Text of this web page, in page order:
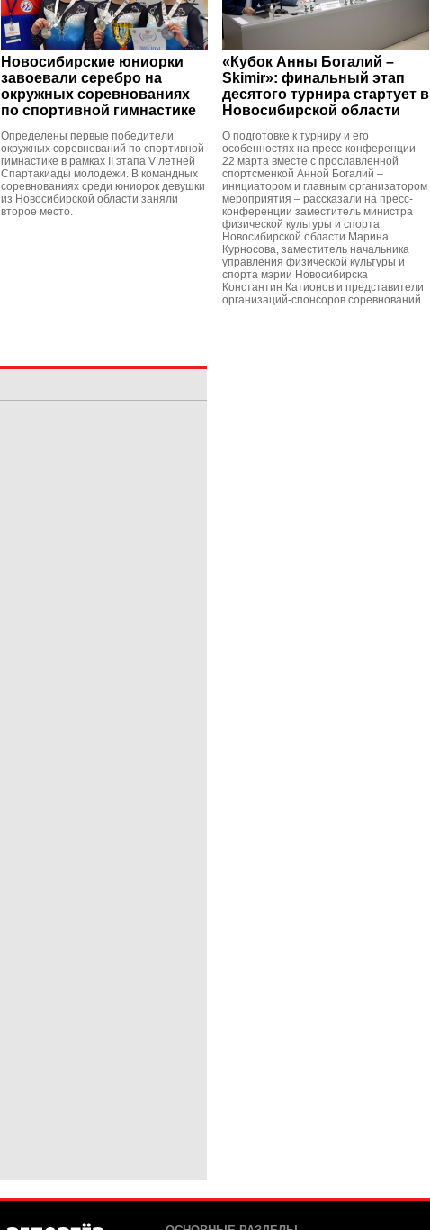
Новосибирские юниорки
завоевали серебро на
окружных соревнованиях
по спортивной гимнастике
Определены первые победители
окружных соревнований по спортивной
гимнастике в рамках II этапа V летней
Спартакиады молодежи. В командных
соревнованиях среди юниорок девушки
из Новосибирской области заняли
второе место.
«Кубок Анны Богалий –
Skimir»: финальный этап
десятого турнира стартует в
Новосибирской области
О подготовке к турниру и его
особенностях на пресс-конференции
22 марта вместе с прославленной
спортсменкой Анной Богалий –
инициатором и главным организатором
мероприятия – рассказали на пресс-
конференции заместитель министра
физической культуры и спорта
Новосибирской области Марина
Курносова, заместитель начальника
управления физической культуры и
спорта мэрии Новосибирска
Константин Катионов и представители
организаций-спонсоров соревнований.